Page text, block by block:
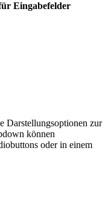
Eingabefelder
Darstellungsoptionen zur
können
oder in einem